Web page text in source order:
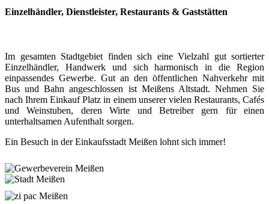
Einzelhändler, Dienstleister, Restaurants & Gaststätten
Im gesamten Stadtgebiet finden sich eine Vielzahl gut sortierter
Einzelhändler, Handwerk und sich harmonisch in die Region
einpassendes Gewerbe. Gut an den öffentlichen Nahverkehr mit
Bus und Bahn angeschlossen ist Meißens Altstadt. Nehmen Sie
nach Ihrem Einkauf Platz in einem unserer vielen Restaurants, Cafés
und Weinstuben, deren Wirte und Betreiber gern für einen
unterhaltsamen Aufenthalt sorgen.
Ein Besuch in der Einkaufsstadt Meißen lohnt sich immer!